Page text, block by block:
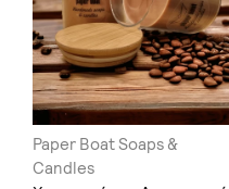
Paper Boat Soaps &
Candles